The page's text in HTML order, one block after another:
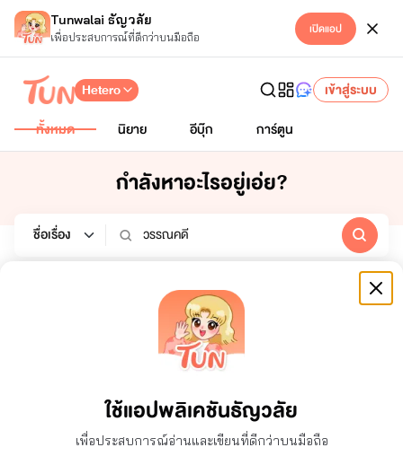
Tunwalai ธัญวลัย
เพื่อประสบการณ์ที่ดีกว่าบนมือถือ เปิดแอป
ใช้แอปพลิเคชันธัญวลัย
เพื่อประสบการณ์อ่านและเขียนที่ดีกว่าบนมือถือ
Hetero
เข้าสู่ระบบ
ทั้งหมด
นิยาย อีบุ๊ก การ์ตูน
กำลังหาอะไรอยู่เอ่ย?
อีบุ๊ก
สถานะจบ
ทั้งหมด
7 วัน